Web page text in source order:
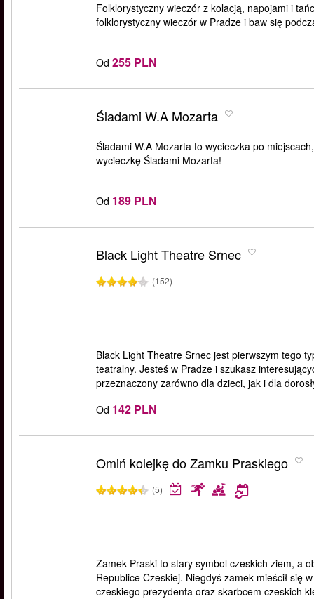
Folklorystyczny wieczór z kolacją, napojami i
folklorystyczny wieczór w Pradze i baw się
Od 255 PLN
Śladami W.A Mozarta
Śladami W.A Mozarta to wycieczka po
wycieczkę Śladami Mozarta!
Od 189 PLN
Black Light Theatre Srnec
(152)
Black Light Theatre Srnec jest pierwszym tego
teatralny. Jesteś w Pradze i szukasz
przeznaczony zarówno dla dzieci, jak i dla
Od 142 PLN
Omiń kolejkę do Zamku Praskiego
(5)
Zamek Praski to stary symbol czeskich ziem, a
Republice Czeskiej. Niegdyś zamek mieścił się
czeskiego prezydenta oraz skarbcem czeskich